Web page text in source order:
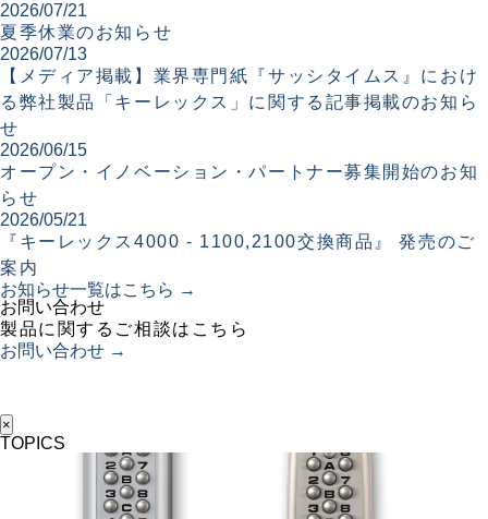
2026/07/21
夏季休業のお知らせ
2026/07/13
【メディア掲載】業界専門紙『サッシタイムス』におけ
る弊社製品「キーレックス」に関する記事掲載のお知ら
せ
2026/06/15
オープン・イノベーション・パートナー募集開始のお知
らせ
2026/05/21
『キーレックス4000 - 1100,2100交換商品』 発売のご
案内
お知らせ一覧はこちら →
お問い合わせ
製品に関するご相談はこちら
お問い合わせ →
×
TOPICS